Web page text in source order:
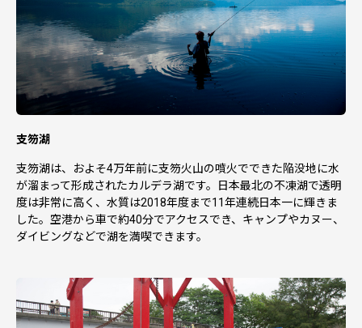
支笏湖
支笏湖は、およそ4万年前に支笏火山の噴火でできた陥没地に水
が溜まって形成されたカルデラ湖です。日本最北の不凍湖で透明
度は非常に高く、水質は2018年度まで11年連続日本一に輝きま
した。空港から車で約40分でアクセスでき、キャンプやカヌー、
ダイビングなどで湖を満喫できます。